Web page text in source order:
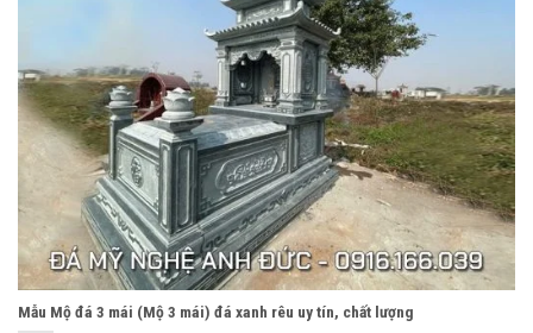
Mẫu Mộ đá 3 mái (Mộ 3 mái) đá xanh rêu uy tín, chất lượng